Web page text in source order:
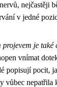
nejčastěji
v jedné
je
vnímat
popisují pocit,
vůbec nepatřila